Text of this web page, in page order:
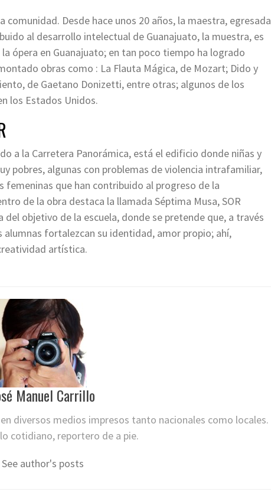
comunidad. Desde hace unos 20 años, la maestra, egresada
al desarrollo intelectual de Guanajuato, la muestra, es
ópera en Guanajuato; en tan poco tiempo ha logrado
obras como : La Flauta Mágica, de Mozart; Dido y
de Gaetano Donizetti, entre otras; algunos de los
los Estados Unidos.
a la Carretera Panorámica, está el edificio donde niñas y
pobres, algunas con problemas de violencia intrafamiliar,
femeninas que han contribuido al progreso de la
de la obra destaca la llamada Séptima Musa, SOR
del objetivo de la escuela, donde se pretende que, a través
alumnas fortalezcan su identidad, amor propio; ahí,
artística.
Manuel Carrillo
diversos medios impresos tanto nacionales como locales.
cotidiano, reportero de a pie.
See author's posts